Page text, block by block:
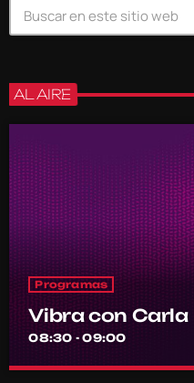
AL AIRE
Programas
Vibra con Carla
08:30 - 09:00